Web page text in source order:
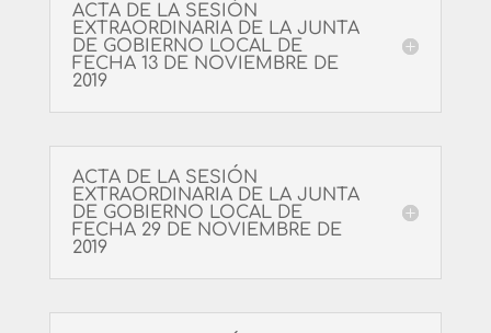
ACTA DE LA SESIÓN
EXTRAORDINARIA DE LA JUNTA
DE GOBIERNO LOCAL DE
FECHA 13 DE NOVIEMBRE DE
2019
ACTA DE LA SESIÓN
EXTRAORDINARIA DE LA JUNTA
DE GOBIERNO LOCAL DE
FECHA 29 DE NOVIEMBRE DE
2019